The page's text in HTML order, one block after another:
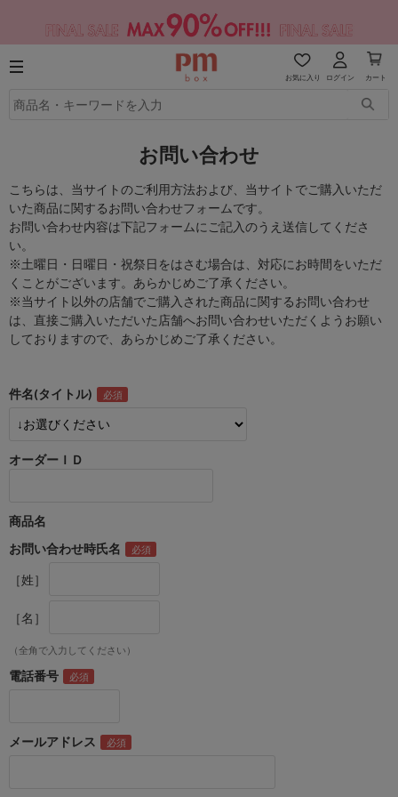
お気に入り ログイン カート
お問い合わせ
こちらは、当サイトのご利用方法および、当サイトでご購入いただ
いた商品に関するお問い合わせフォームです。
お問い合わせ内容は下記フォームにご記入のうえ送信してくださ
い。
※土曜日・日曜日・祝祭日をはさむ場合は、対応にお時間をいただ
くことがございます。あらかじめご了承ください。
※当サイト以外の店舗でご購入された商品に関するお問い合わせ
は、直接ご購入いただいた店舗へお問い合わせいただくようお願い
しておりますので、あらかじめご了承ください。
件名(タイトル)
オーダーＩＤ
商品名
お問い合わせ時氏名
［姓］
［名］
（全角で入力してください）
電話番号
メールアドレス